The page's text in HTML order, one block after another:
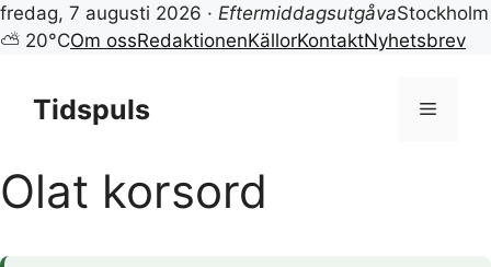
fredag, 7 augusti 2026 · EftermiddagsutgåvaStockholm
⛅ 20°COm ossRedaktionenKällorKontaktNyhetsbrev
innehållTidspuls Meny
Olat korsord